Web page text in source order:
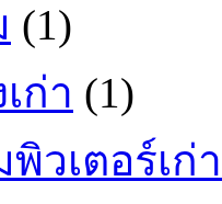
(1)
ก่า (1)
วเตอร์เก่า